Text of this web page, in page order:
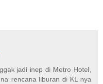
jadi inep di Metro Hotel,
rencana liburan di KL nya